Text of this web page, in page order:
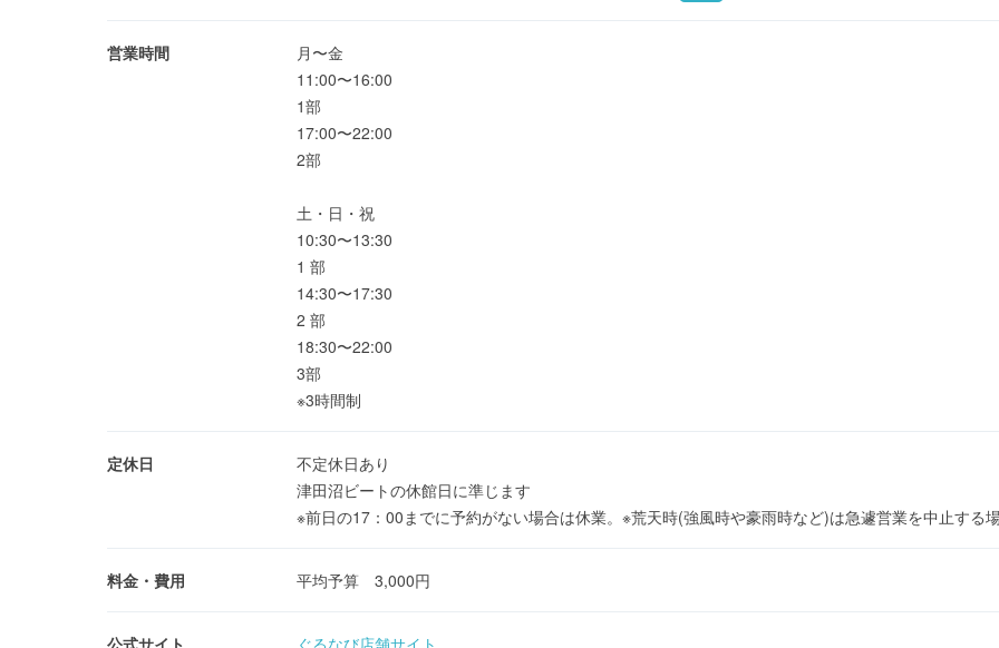
営業時間
月〜金
11:00〜16:00
1部
17:00〜22:00
2部
土・日・祝
10:30〜13:30
1 部
14:30〜17:30
2 部
18:30〜22:00
3部
※3時間制
定休日
不定休日あり
津田沼ビートの休館日に準じます
※前日の17：00までに予約がない場合は休業。※荒天時(強風時や豪雨時など)は急遽営業を中止する場
料金・費用 平均予算 3,000円